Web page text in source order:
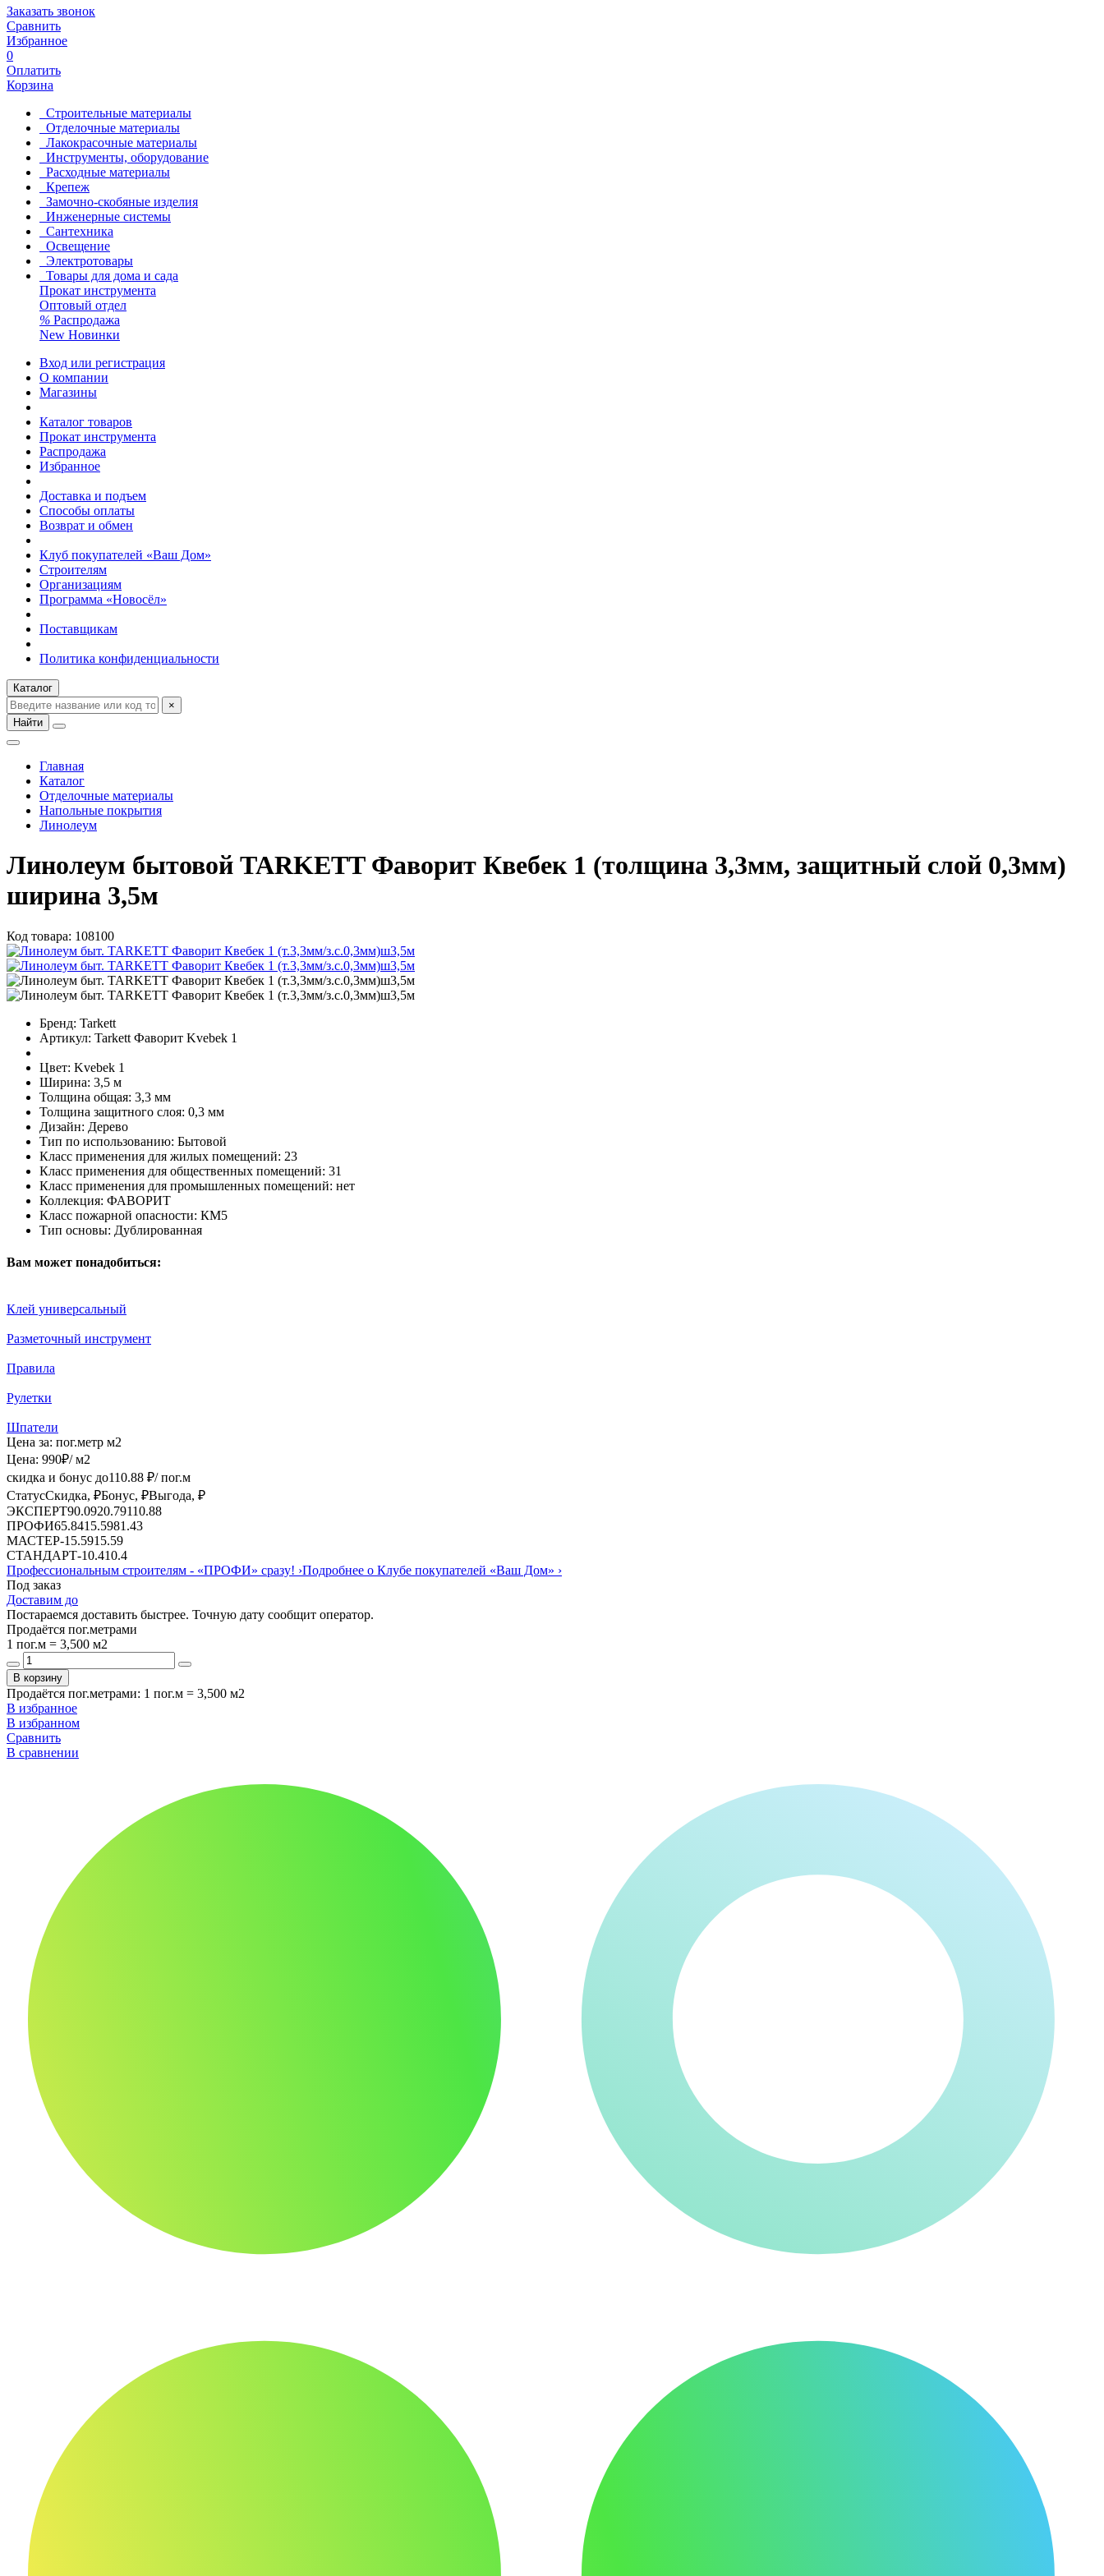
Заказать звонок
Сравнить
Избранное
0
Оплатить
Корзина
Строительные материалы
Отделочные материалы
Лакокрасочные материалы
Инструменты, оборудование
Расходные материалы
Крепеж
Замочно-скобяные изделия
Инженерные системы
Сантехника
Освещение
Электротовары
Товары для дома и сада
Прокат инструмента
Оптовый отдел
% Распродажа
New Новинки
Вход или регистрация
О компании
Магазины
Каталог товаров
Прокат инструмента
Распродажа
Избранное
Доставка и подъем
Способы оплаты
Возврат и обмен
Клуб покупателей «Ваш Дом»
Строителям
Организациям
Программа «Новосёл»
Поставщикам
Политика конфиденциальности
Каталог
×
Найти
Главная
Каталог
Отделочные материалы
Напольные покрытия
Линолеум
Линолеум бытовой TARKETT Фаворит Квебек 1 (толщина 3,3мм, защитный слой 0,3мм)
ширина 3,5м
Код товара: 108100
Бренд: Tarkett
Артикул: Tarkett Фаворит Kvebek 1
Цвет: Kvebek 1
Ширина: 3,5 м
Толщина общая: 3,3 мм
Толщина защитного слоя: 0,3 мм
Дизайн: Дерево
Тип по использованию: Бытовой
Класс применения для жилых помещений: 23
Класс применения для общественных помещений: 31
Класс применения для промышленных помещений: нет
Коллекция: ФАВОРИТ
Класс пожарной опасности: КМ5
Тип основы: Дублированная
Вам может понадобиться:
Клей универсальный
Разметочный инструмент
Правила
Рулетки
Шпатели
Цена за: пог.метр м2
Цена: 990₽/ м2
скидка и бонус до110.88 ₽/ пог.м
СтатусСкидка, ₽Бонус, ₽Выгода, ₽
ЭКСПЕРТ90.0920.79110.88
ПРОФИ65.8415.5981.43
МАСТЕР-15.5915.59
СТАНДАРТ-10.410.4
Профессиональным строителям - «ПРОФИ» сразу! ›Подробнее о Клубе покупателей «Ваш Дом» ›
Под заказ
Доставим до
Постараемся доставить быстрее. Точную дату сообщит оператор.
Продаётся пог.метрами
1 пог.м = 3,500 м2
В корзину
Продаётся пог.метрами: 1 пог.м = 3,500 м2
В избранное
В избранном
Сравнить
В сравнении